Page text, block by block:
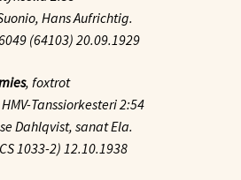
Hans Aufrichtig.
(64103) 20.09.1929
, foxtrot
Tanssiorkesteri 2:54
Dahlqvist, sanat Ela.
1033-2) 12.10.1938